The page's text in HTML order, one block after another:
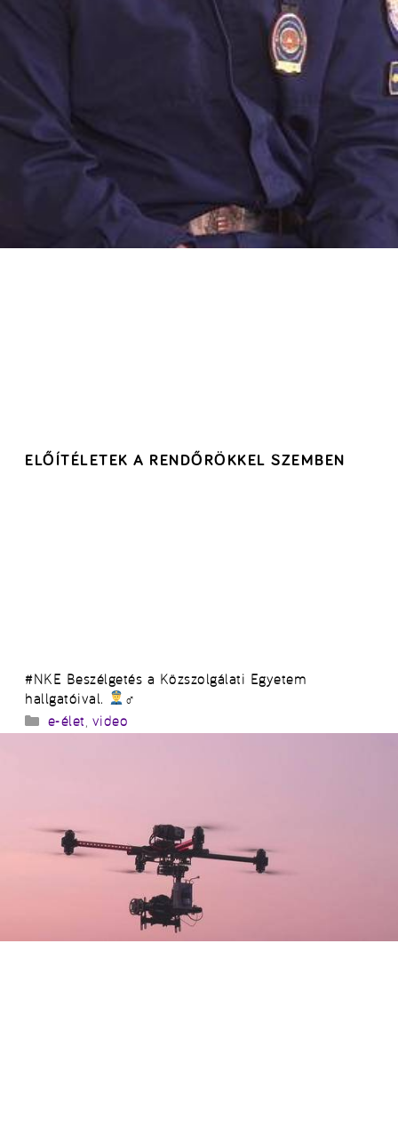
ELŐÍTÉLETEK A RENDŐRÖKKEL SZEMBEN
#NKE Beszélgetés a Közszolgálati Egyetem
hallgatóival.
‍♂
Kategória
e-élet video